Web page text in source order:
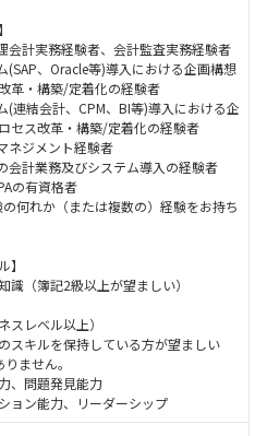
会計実務経験者、会計監査実務経験者
(SAP、Oracle等)導入における企画構想
革・構築/定着化の経験者
(連結会計、CPM、BI等)導入における企
セス改革・構築/定着化の経験者
ネジメント経験者
会計業務及びシステム導入の経験者
の有資格者
何れか（または複数の）経験をお持ち
】
識（簿記2級以上が望ましい）
スレベル以上）
キルを保持している方が望ましい
ません。
、問題発見能力
ョン能力、リーダーシップ